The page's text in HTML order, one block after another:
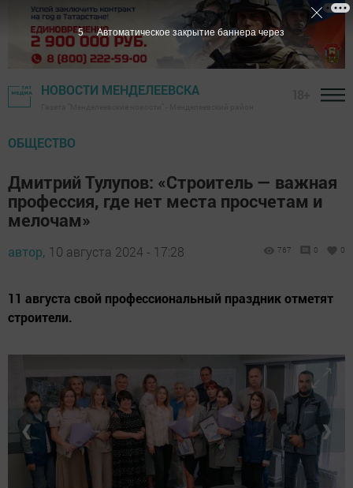
НОВОСТИ МЕНДЕЛЕЕВСКА
ОБЩЕСТВО
Дмитрий Тулупов: «Строитель — важная
профессия, где нет места просчетам и
мелочам»
автор, 10 августа 2024 - 17:28 767 0 0
11 августа свой профессиональный праздник отметят
строители.
❮ ❯
3 Автоматическое закрытие баннера через